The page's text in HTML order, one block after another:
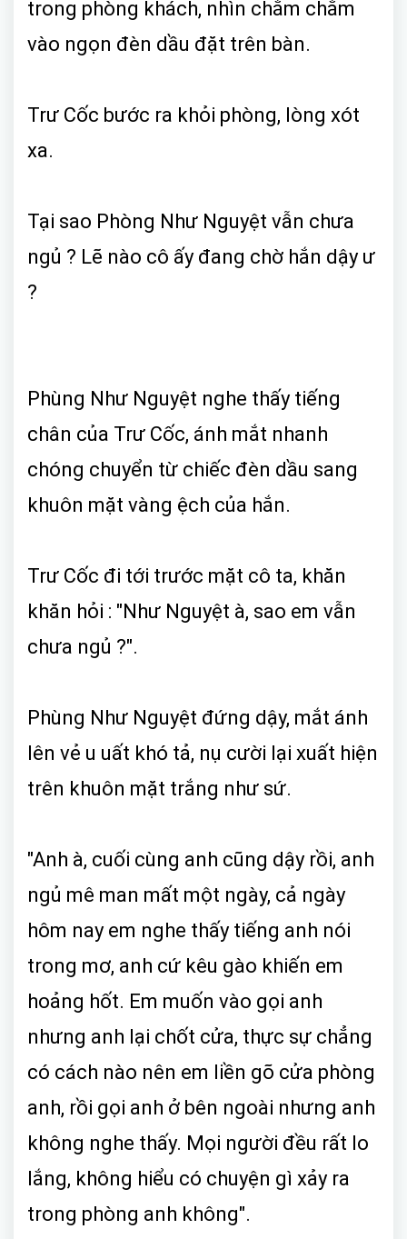
trong phòng khách, nhìn chằm chằm
vào ngọn đèn dầu đặt trên bàn.
Trư Cốc bước ra khỏi phòng, lòng xót
xa.
Tại sao Phòng Như Nguyệt vẫn chưa
ngủ ? Lẽ nào cô ấy đang chờ hắn dậy ư
?
Phùng Như Nguyệt nghe thấy tiếng
chân của Trư Cốc, ánh mắt nhanh
chóng chuyển từ chiếc đèn dầu sang
khuôn mặt vàng ệch của hắn.
Trư Cốc đi tới trước mặt cô ta, khăn
khăn hỏi : "Như Nguyệt à, sao em vẫn
chưa ngủ ?".
Phùng Như Nguyệt đứng dậy, mắt ánh
lên vẻ u uất khó tả, nụ cười lại xuất hiện
trên khuôn mặt trắng như sứ.
"Anh à, cuối cùng anh cũng dậy rồi, anh
ngủ mê man mất một ngày, cả ngày
hôm nay em nghe thấy tiếng anh nói
trong mơ, anh cứ kêu gào khiến em
hoảng hốt. Em muốn vào gọi anh
nhưng anh lại chốt cửa, thực sự chẳng
có cách nào nên em liền gõ cửa phòng
anh, rồi gọi anh ở bên ngoài nhưng anh
không nghe thấy. Mọi người đều rất lo
lắng, không hiểu có chuyện gì xảy ra
trong phòng anh không".